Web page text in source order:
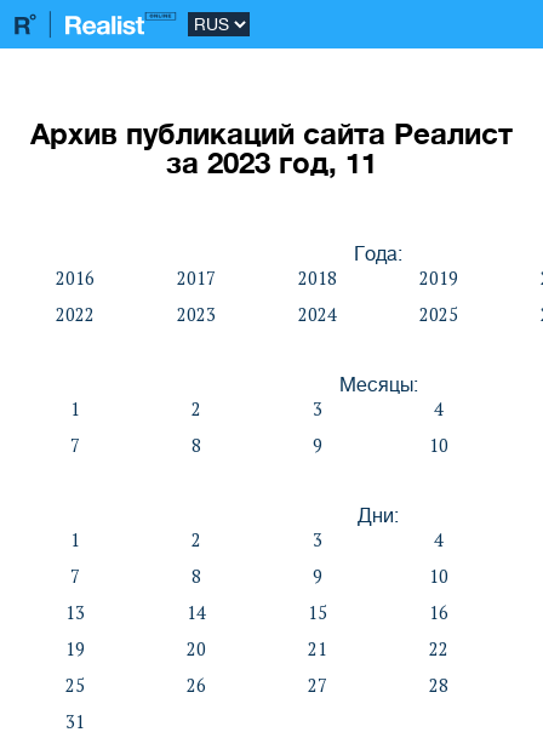
Архив публикаций сайта Реалист
за 2023 год, 11
Года:
2016 2017 2018 2019
2022
2023 2024 2025
Месяцы:
1 2 3
4
7
8 9 10
Дни:
1 2 3
4
7
8 9
10
13
14 15
16
19
20 21
22
25
26 27
28
31